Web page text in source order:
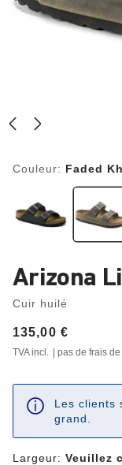
Couleur: Faded
Arizona
Cuir huilé
Price:
135,00 €
TVA incl. | pas de frais
Les clients
grand.
Largeur: Veuillez